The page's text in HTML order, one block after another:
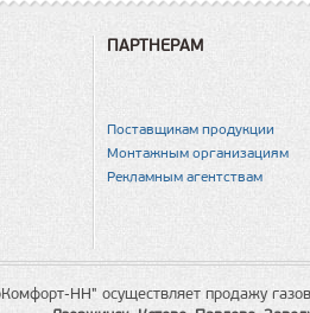
ПАРТНЕРАМ
Поставщикам продукции
Монтажным организациям
Рекламным агентствам
НН" осуществляет продажу